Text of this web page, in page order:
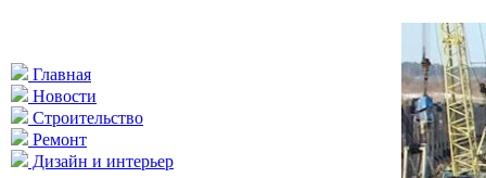
Главная
Новости
Строительство
Ремонт
Дизайн и интерьер